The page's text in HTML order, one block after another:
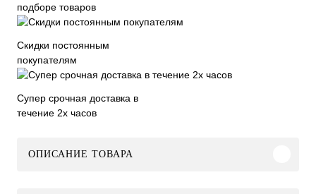
подборе товаров
Скидки постоянным
покупателям
Супер срочная доставка в
течение 2х часов
ОПИСАНИЕ ТОВАРА